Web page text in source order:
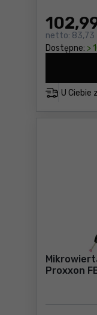
102
netto: 83,73
Dostępne: >
U Ciebie
Proxxon